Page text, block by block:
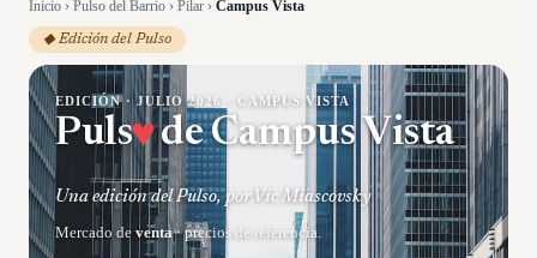
Inicio › Pulso del Barrio › Pilar › Campus Vista
◆ Edición del Pulso
EDICIÓN ·JULIO 2026 CAMPUS VISTA
Puls♥deCampus Vista
Una edición del Pulso, por Vic Miascovsky
Mercado de venta· precios de referencia.